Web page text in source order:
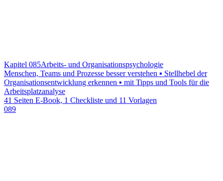
Kapitel 085Arbeits- und Organisationspsychologie
Menschen, Teams und Prozesse besser verstehen ▪ Stellhebel der
Organisationsentwicklung erkennen ▪ mit Tipps und Tools für die
Arbeitsplatzanalyse
41 Seiten E-Book, 1 Checkliste und 11 Vorlagen
089